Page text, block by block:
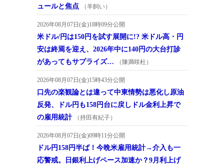
ュールと焦点
（羊飼い）
2026年08月07日(金)18時09分公開
米ドル/円は150円を試す展開に!? 米ドル高・円
安は終焉を迎え、2026年中に140円の大台打診
があってもサプライズ…
（陳満咲杜）
2026年08月07日(金)15時43分公開
口先の楽観論とは違って中東情勢は悪化し原油
反発、ドル円も158円台に戻しドル金利上昇で
の雇用統計
（持田有紀子）
2026年08月07日(金)09時11分公開
ドル円158円半ば！今晩米雇用統計→介入も一
応警戒。日銀利上げペース加速か？9月利上げ